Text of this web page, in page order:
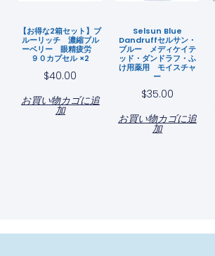
【お得な2箱セット】ブ
ルーリッチ 濃縮ブル
ーベリー 眼精疲労
９０カプセル ×2
$40.00
お買い物カゴに追
加
Selsun Blue
Dandruffセルサン・
ブルー メディケイテ
ッド・ダンドラフ・ふ
け用薬用 モイスチャ
ー
$35.00
お買い物カゴに追
加